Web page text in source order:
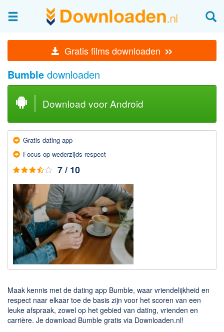
Gratis films downloaden »
Afbeeldingen & fotografie
Beheren en bekijken
Afbeelding & foto bewerken
Foto apps
Screenshots Maken
Audio & Video
Branden en Rippen
Converteren
Media streamen
Mediaspeler
Opnemen Audio en Video
Video bewerken
Downloaden
BitTorrent Clients
Onderhoud & Veiligheid
Computer opschonen
Bumble downloaden
Download voor Android
Gratis dating app
Focus op wederzijds respect
7 / 10
Maak kennis met de dating app Bumble, waar vriendelijkheid en
respect naar elkaar toe de basis zijn voor het scoren van een
leuke afspraak, zowel op het gebied van dating, vrienden en
carrière. Je download Bumble gratis via Downloaden.nl!